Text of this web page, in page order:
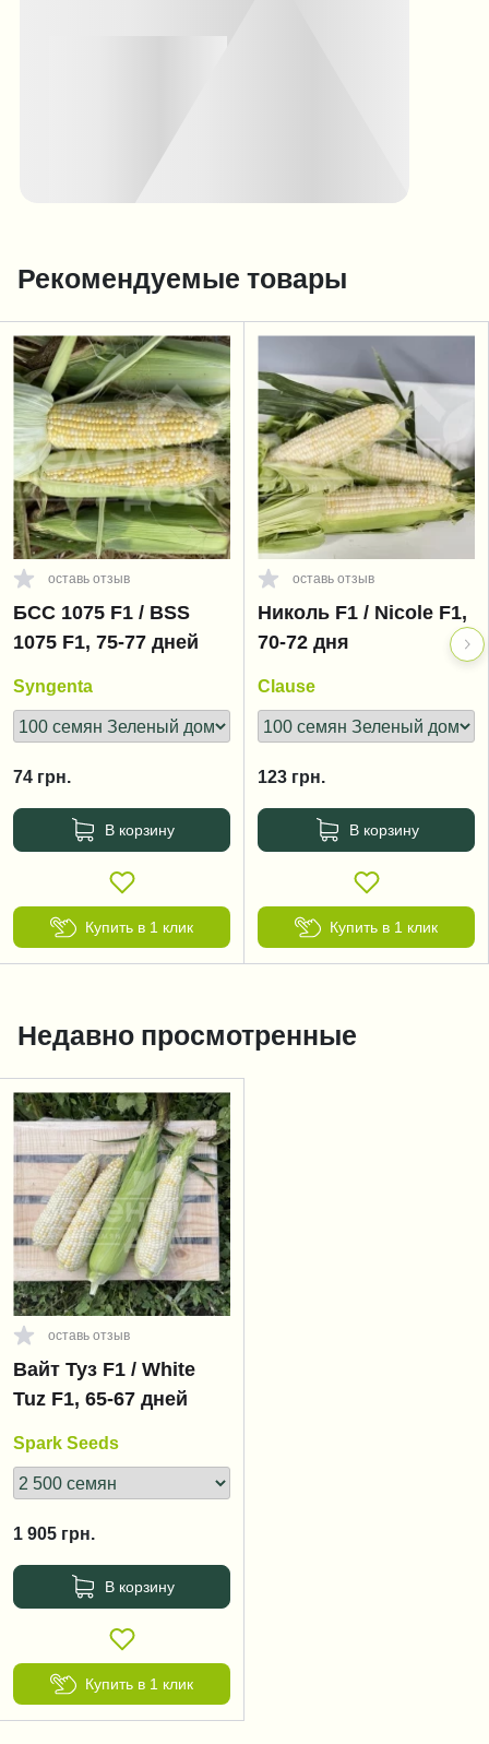
Рекомендуемые товары
оставь отзыв
БСС 1075 F1 / BSS
1075 F1, 75-77 дней
Syngenta
74 грн.
В корзину
Купить в 1 клик
оставь отзыв
Николь F1 / Nicole F1,
70-72 дня
Clause
123 грн.
В корзину
Купить в 1 клик
Недавно просмотренные
оставь отзыв
Вайт Туз F1 / White
Tuz F1, 65-67 дней
Spark Seeds
1 905 грн.
В корзину
Купить в 1 клик